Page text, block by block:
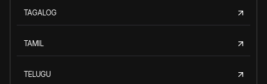
TAGALOG
TAMIL
TELUGU